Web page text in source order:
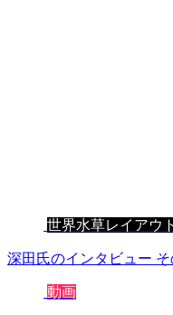
世界水草レイアウ
深田氏のインタビュー そ
動画